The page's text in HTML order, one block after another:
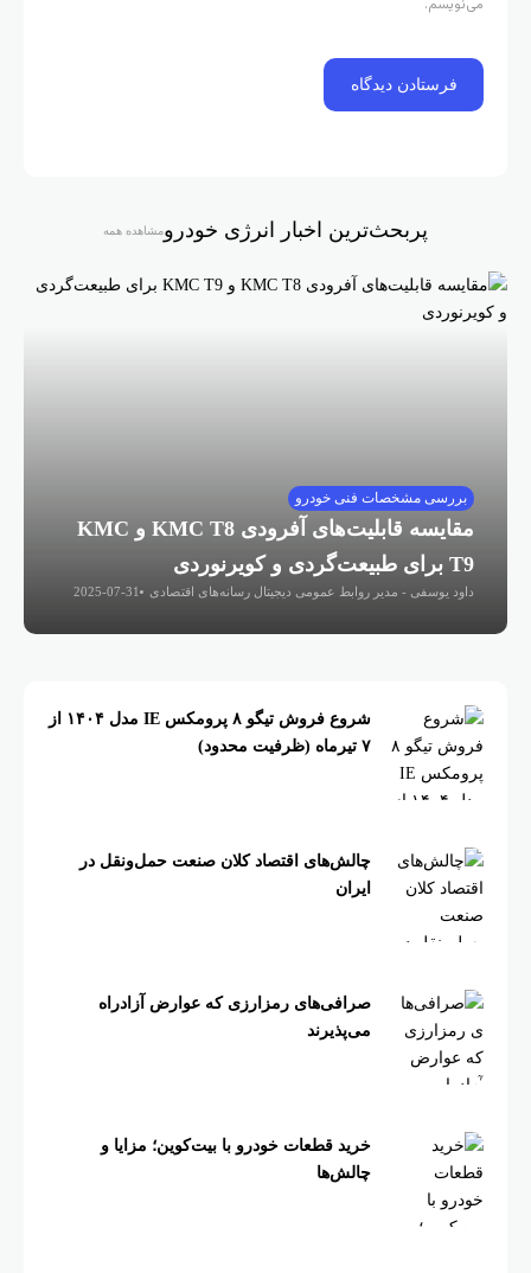
می‌نویسم.
پربحث‌ترین اخبار انرژی خودرومشاهده همه
بررسی مشخصات فنی خودرو
مقایسه قابلیت‌های آفرودی KMC T8 و KMC
T9 برای طبیعت‌گردی و کویرنوردی
داود یوسفی - مدیر روابط عمومی دیجیتال رسانه‌های اقتصادی 2025-07-31
شروع فروش تیگو ۸ پرومکس IE مدل ۱۴۰۴ از
۷ تیرماه (ظرفیت محدود)
چالش‌های اقتصاد کلان صنعت حمل‌ونقل در
ایران
صرافی‌های رمزارزی که عوارض آزادراه
می‌پذیرند
خرید قطعات خودرو با بیت‌کوین؛ مزایا و
چالش‌ها